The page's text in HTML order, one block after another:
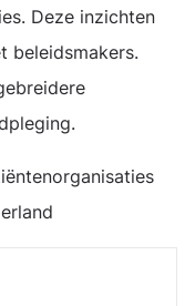
Deze inzichten
beleidsmakers.